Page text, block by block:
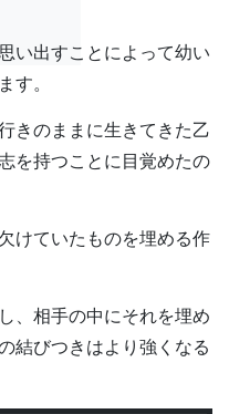
い出すことによって幼い
。
きのままに生きてきた乙
を持つことに目覚めたの
けていたものを埋める作
、相手の中にそれを埋め
結びつきはより強くなる